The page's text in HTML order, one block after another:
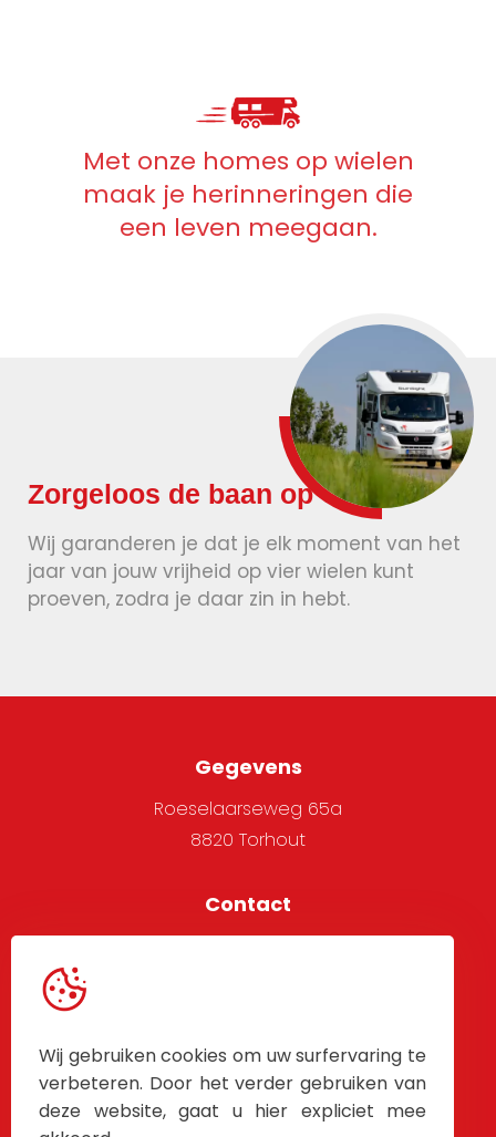
Met onze homes op wielen
maak je herinneringen die
een leven meegaan.
Zorgeloos de baan op
Wij garanderen je dat je elk moment van het
jaar van jouw vrijheid op vier wielen kunt
proeven, zodra je daar zin in hebt.
Gegevens
Roeselaarseweg 65a
8820 Torhout
Contact
Algemene voorwaarden
Contacteer Ons
Wij gebruiken cookies om uw surfervaring te
verbeteren. Door het verder gebruiken van
deze website, gaat u hier expliciet mee